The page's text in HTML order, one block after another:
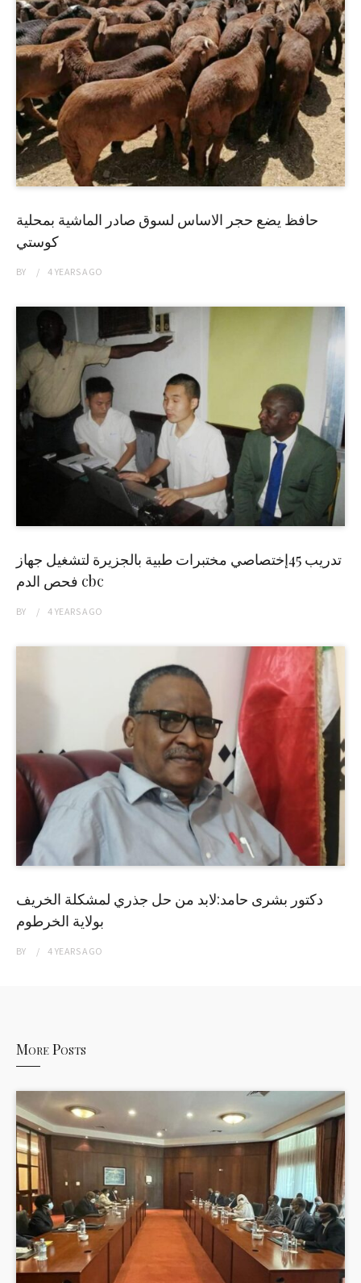
حافظ يضع حجر الاساس لسوق صادر الماشية بمحلية
كوستي
BY 4 YEARSAGO
تدريب 45إختصاصي مختبرات طبية بالجزيرة لتشغيل جهاز
فحص الدم cbc
BY 4 YEARSAGO
دكتور بشرى حامد:لابد من حل جذري لمشكلة الخريف
بولاية الخرطوم
BY 4 YEARSAGO
More Posts